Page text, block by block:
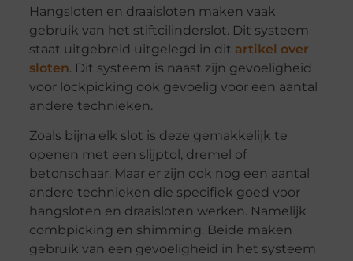
Hangsloten en draaisloten maken vaak
gebruik van het stiftcilinderslot. Dit systeem
staat uitgebreid uitgelegd in dit artikel over
sloten. Dit systeem is naast zijn gevoeligheid
voor lockpicking ook gevoelig voor een aantal
andere technieken.
Zoals bijna elk slot is deze gemakkelijk te
openen met een slijptol, dremel of
betonschaar. Maar er zijn ook nog een aantal
andere technieken die specifiek goed voor
hangsloten en draaisloten werken. Namelijk
combpicking en shimming. Beide maken
gebruik van een gevoeligheid in het systeem